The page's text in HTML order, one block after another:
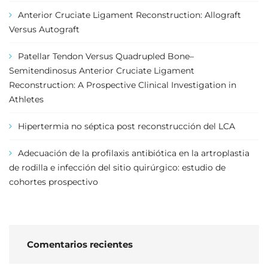
Anterior Cruciate Ligament Reconstruction: Allograft
Versus Autograft
Patellar Tendon Versus Quadrupled Bone–
Semitendinosus Anterior Cruciate Ligament
Reconstruction: A Prospective Clinical Investigation in
Athletes
Hipertermia no séptica post reconstrucción del LCA
Adecuación de la profilaxis antibiótica en la artroplastia
de rodilla e infección del sitio quirúrgico: estudio de
cohortes prospectivo
Comentarios recientes